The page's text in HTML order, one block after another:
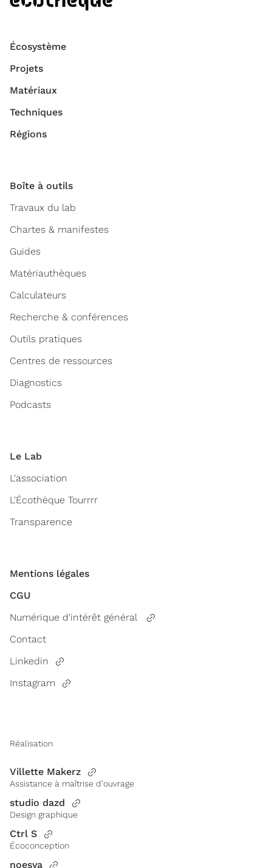
Écosystème
Projets
Matériaux
Techniques
Régions
Boîte à outils
Travaux du lab
Chartes & manifestes
Guides
Matériauthèques
Calculateurs
Recherche & conférences
Outils pratiques
Centres de ressources
Diagnostics
Podcasts
Le Lab
L'association
L'Écothèque Tourrrr
Transparence
Mentions légales
CGU
Numérique d'intérêt général
Contact
Linkedin
Instagram
Réalisation
Villette Makerz
Assistance à maîtrise d’ouvrage
studio dazd
Design graphique
Ctrl S
Écoconception
noesya